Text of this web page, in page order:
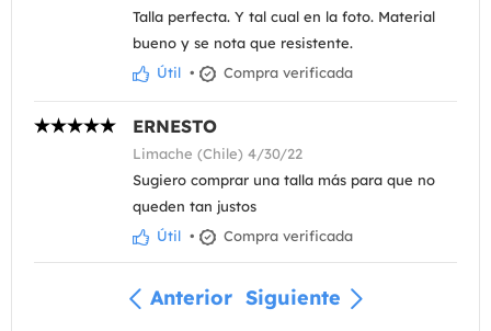
Talla perfecta. Y tal cual en la foto. Material
bueno y se nota que resistente.
Útil • Compra verificada
ERNESTO
Limache (Chile) 4/30/22
Sugiero comprar una talla más para que no
queden tan justos
Útil • Compra verificada
Anterior Siguiente